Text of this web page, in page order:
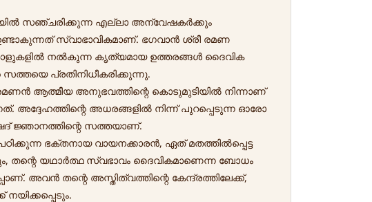
സഞ്ചരിക്കുന്ന എല്ലാ അന്വേഷകർക്കും
സ്വാഭാവികമാണ്. ഭഗവാൻ ശ്രീ രമണ
നൽകുന്ന കൃത്യമായ ഉത്തരങ്ങൾ ദൈവിക
സത്തയെ പ്രതിനിധീകരിക്കുന്നു.
ആത്മീയ അനുഭവത്തിന്റെ കൊടുമുടിയിൽ നിന്നാണ്
അദ്ദേഹത്തിന്റെ അധരങ്ങളിൽ നിന്ന് പുറപ്പെടുന്ന ഓരോ
ജ്ഞാനത്തിന്റെ സത്തയാണ്.
ഭക്തനായ വായനക്കാരൻ, ഏത് മതത്തിൽപ്പെട്ട
തന്റെ യഥാർത്ഥ സ്വഭാവം ദൈവികമാണെന്ന ബോധം
അവൻ തന്റെ അസ്തിത്വത്തിന്റെ കേന്ദ്രത്തിലേക്ക്,